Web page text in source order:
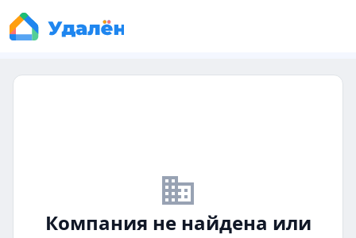
business_off
Компания не найдена или